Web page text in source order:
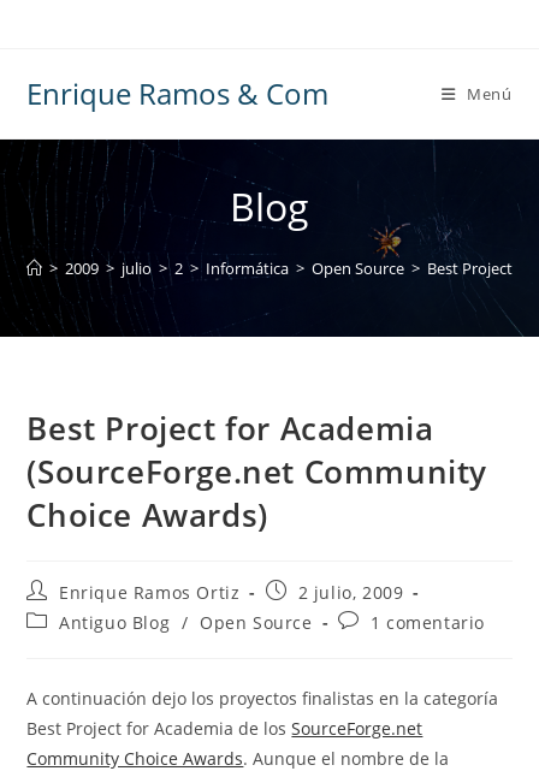
Enrique Ramos & Com Menú
Blog
> 2009 > julio > 2 > Informática > Open Source > Best Project
Best Project for Academia
(SourceForge.net Community
Choice Awards)
Autor
de
la
Enrique Ramos Ortiz
Publicación
la
2 julio, 2009
Categoría
entrada:
Antiguo Blog / Open Source
Comentarios
entrada:
1 comentario
A continuación dejo los proyectos finalistas en la categoría
Best Project for Academia de losSourceForge.net
Community Choice Awards. Aunque el nombre de la